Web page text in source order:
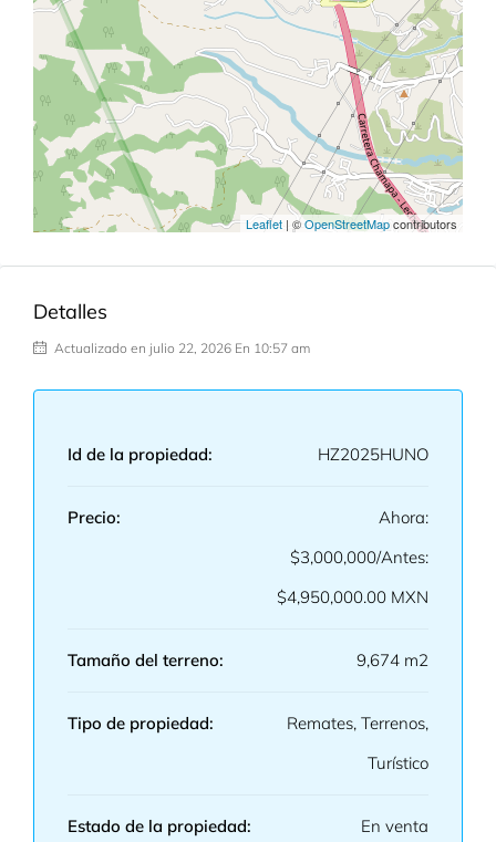
Leaflet | ©OpenStreetMapcontributors
Detalles
Actualizado en julio 22, 2026 En 10:57 am
Id de la propiedad: HZ2025HUNO
Precio:
Ahora:
$3,000,000/Antes:
$4,950,000.00 MXN
Tamaño del terreno: 9,674 m2
Tipo de propiedad:
Remates, Terrenos,
Turístico
Estado de la propiedad: En venta